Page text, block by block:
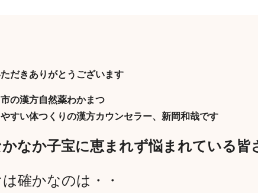
だきありがとうございます
の漢方自然薬わかまつ
すい体つくりの漢方カウンセラー、新岡和哉です
なか子宝に恵まれず悩まれている皆
確かなのは・・